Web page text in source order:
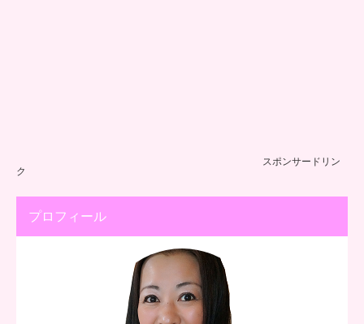
スポンサードリン
ク
プロフィール